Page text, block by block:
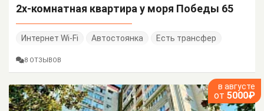
2х-комнатная квартира у моря Победы 65
Интернет Wi-Fi Автостоянка Есть трансфер
8 ОТЗЫВОВ
в августе
от 5000₽